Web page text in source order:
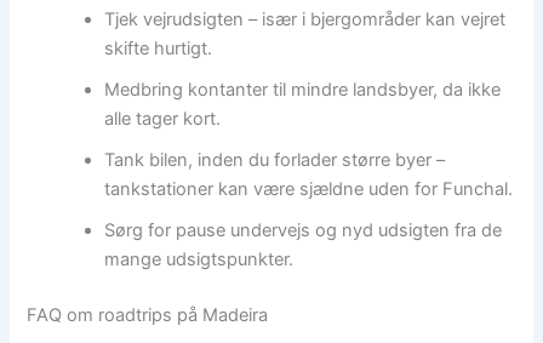
Tjek vejrudsigten – især i bjergområder kan vejret
skifte hurtigt.
Medbring kontanter til mindre landsbyer, da ikke
alle tager kort.
Tank bilen, inden du forlader større byer –
tankstationer kan være sjældne uden for Funchal.
Sørg for pause undervejs og nyd udsigten fra de
mange udsigtspunkter.
FAQ om roadtrips på Madeira